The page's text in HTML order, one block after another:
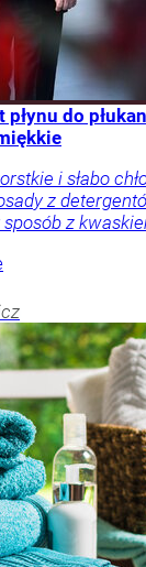
płynu do
i słabo
z
z